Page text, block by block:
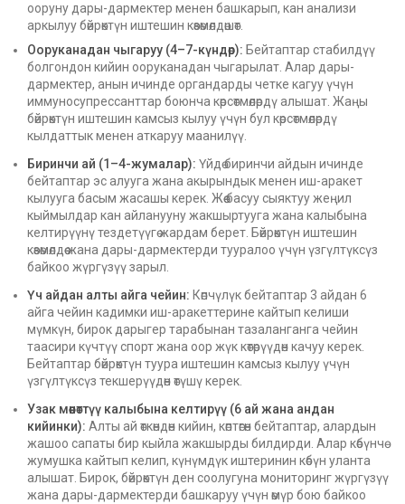
ооруну дары-дармектер менен башкарып, кан анализи
аркылуу бөйрөктүн иштешин көзөмөлдөшөт.
Ооруканадан чыгаруу (4–7-күндөр): Бейтаптар стабилдүү
болгондон кийин ооруканадан чыгарылат. Алар дары-
дармектер, анын ичинде органдарды четке кагуу үчүн
иммуносупрессанттар боюнча көрсөтмөлөрдү алышат. Жаңы
бөйрөктүн иштешин камсыз кылуу үчүн бул көрсөтмөлөрдү
кылдаттык менен аткаруу маанилүү.
Биринчи ай (1–4-жумалар): Үйдө биринчи айдын ичинде
бейтаптар эс алууга жана акырындык менен иш-аракет
кылууга басым жасашы керек. Жөө басуу сыяктуу жеңил
кыймылдар кан айланууну жакшыртууга жана калыбына
келтирүүнү тездетүүгө жардам берет. Бөйрөктүн иштешин
көзөмөлдөө жана дары-дармектерди тууралоо үчүн үзгүлтүксүз
байкоо жүргүзүү зарыл.
Үч айдан алты айга чейин: Көпчүлүк бейтаптар 3 айдан 6
айга чейин кадимки иш-аракеттерине кайтып келиши
мүмкүн, бирок дарыгер тарабынан тазаланганга чейин
таасири күчтүү спорт жана оор жүк көтөрүүдөн качуу керек.
Бейтаптар бөйрөктүн туура иштешин камсыз кылуу үчүн
үзгүлтүксүз текшерүүдөн өтүшү керек.
Узак мөөнөттүү калыбына келтирүү (6 ай жана андан
кийинки): Алты ай өткөндөн кийин, көптөгөн бейтаптар, алардын
жашоо сапаты бир кыйла жакшырды билдирди. Алар көбүнчө
жумушка кайтып келип, күнүмдүк иштеринин көбүн уланта
алышат. Бирок, бөйрөктүн ден соолугуна мониторинг жүргүзүү
жана дары-дармектерди башкаруу үчүн өмүр бою байкоо